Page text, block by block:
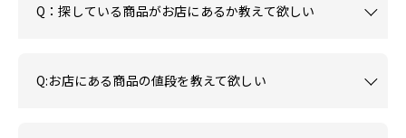
Q：探している商品がお店にあるか教えて欲しい
Q:お店にある商品の値段を教えて欲しい